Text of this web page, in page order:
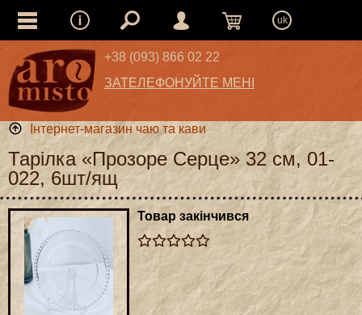
uk
+38 (093) 866 02 22
ЗАТЕЛЕФОНУЙТЕ МЕНІ
Інтернет-магазин чаю та кави
Тарілка «Прозоре Серце» 32 см, 01-
022, 6шт/ящ
Товар закінчився